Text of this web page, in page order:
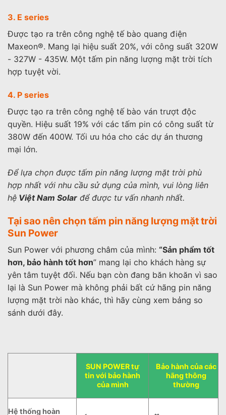
3. E series
Được tạo ra trên công nghệ tế bào quang điện
Maxeon®. Mang lại hiệu suất 20%, với công suất 320W
- 327W - 435W. Một tấm pin năng lượng mặt trời tích
hợp tuyệt vời.
4. P series
Được tạo ra trên công nghệ tế bào ván trượt độc
quyền. Hiệu suất 19% với các tấm pin có công suất từ
380W đến 400W. Tối ưu hóa cho các dự án thương
mại lớn.
Để lựa chọn được tấm pin năng lượng mặt trời phù
hợp nhất với nhu cầu sử dụng của mình, vui lòng liên
hệ Việt Nam Solar để được tư vấn nhanh nhất.
Tại sao nên chọn tấm pin năng lượng mặt trời
Sun Power
Sun Power với phương châm của mình: “Sản phẩm tốt
hơn, bảo hành tốt hơn” mang lại cho khách hàng sự
yên tâm tuyệt đối. Nếu bạn còn đang băn khoăn vì sao
lại là Sun Power mà không phải bất cứ hãng pin năng
lượng mặt trời nào khác, thì hãy cùng xem bảng so
sánh dưới đây.
SUN POWER tự
tin với bảo hành
của mình
Bảo hành của các
hãng thông
thường
Hệ thống hoàn